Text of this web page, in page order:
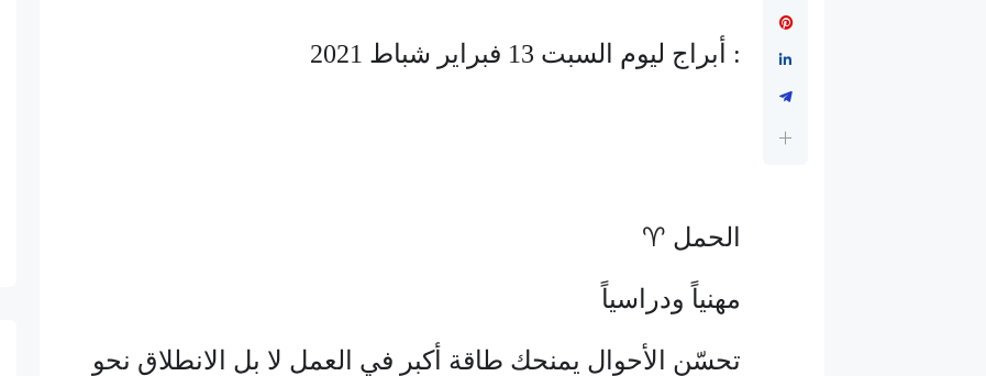
: أبراج ليوم السبت 13 فبراير شباط 2021
الحمل ♈
مهنياً ودراسياً
تحسّن الأحوال يمنحك طاقة أكبر في العمل لا بل الانطلاق نحو